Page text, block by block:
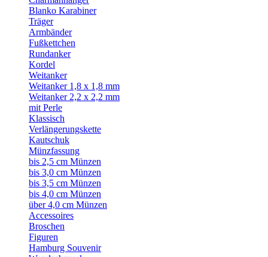
Blanko Karabiner
Träger
Armbänder
Fußkettchen
Rundanker
Kordel
Weitanker
Weitanker 1,8 x 1,8 mm
Weitanker 2,2 x 2,2 mm
mit Perle
Klassisch
Verlängerungskette
Kautschuk
Münzfassung
bis 2,5 cm Münzen
bis 3,0 cm Münzen
bis 3,5 cm Münzen
bis 4,0 cm Münzen
über 4,0 cm Münzen
Accessoires
Broschen
Figuren
Hamburg Souvenir